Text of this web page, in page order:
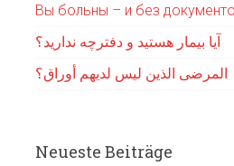
Вы больны – и без
آیا بیمار هستید و دفترچه ندارید؟
المرضى الذين ليس لديهم أوراق؟
Neueste Beiträge